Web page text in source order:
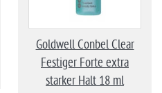
Goldwell Conbel Clear
Festiger Forte extra
starker Halt 18 ml